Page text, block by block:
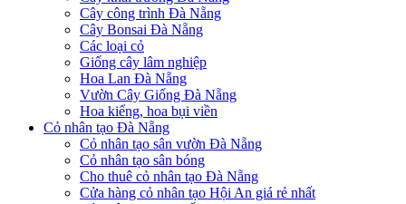
Cây công trình Đà Nẵng
Cây Bonsai Đà Nẵng
Các loại cỏ
Giống cây lâm nghiệp
Hoa Lan Đà Nẵng
Vườn Cây Giống Đà Nẵng
Hoa kiểng, hoa bụi viền
Cỏ nhân tạo Đà Nẵng
Cỏ nhân tạo sân vườn Đà Nẵng
Cỏ nhân tạo sân bóng
Cho thuê cỏ nhân tạo Đà Nẵng
Cửa hàng cỏ nhân tạo Hội An giá rẻ nhất